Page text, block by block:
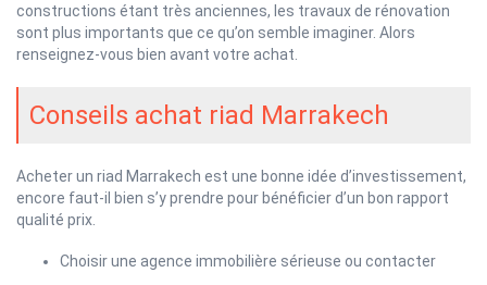
constructions étant très anciennes, les travaux de rénovation
sont plus importants que ce qu’on semble imaginer. Alors
renseignez-vous bien avant votre achat.
Conseils achat riad Marrakech
Acheter un riad Marrakech est une bonne idée d’investissement,
encore faut-il bien s’y prendre pour bénéficier d’un bon rapport
qualité prix.
Choisir une agence immobilière sérieuse ou contacter